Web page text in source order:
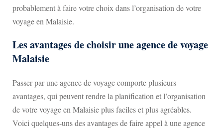
probablement à faire votre choix dans l’organisation de votre
voyage en Malaisie.
Les avantages de choisir une agence de voyage
Malaisie
Passer par une agence de voyage comporte plusieurs
avantages, qui peuvent rendre la planification et l’organisation
de votre voyage en Malaisie plus faciles et plus agréables.
Voici quelques-uns des avantages de faire appel à une agence